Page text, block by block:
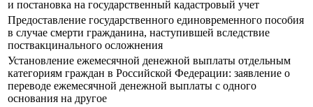
и постановка на государственный кадастровый учет
Предоставление государственного единовременного пособия
в случае смерти гражданина, наступившей вследствие
поствакцинального осложнения
Установление ежемесячной денежной выплаты отдельным
категориям граждан в Российской Федерации: заявление о
переводе ежемесячной денежной выплаты с одного
основания на другое